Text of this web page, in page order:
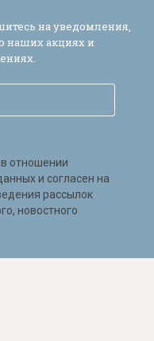
на уведомления,
наших акциях и
в отношении
и согласен на
рассылок
новостного